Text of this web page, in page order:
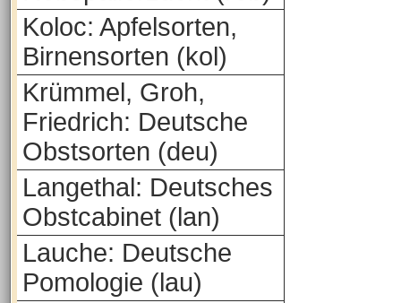
Koloc: Apfelsorten,
Birnensorten (kol)
Krümmel, Groh,
Friedrich: Deutsche
Obstsorten (deu)
Langethal: Deutsches
Obstcabinet (lan)
Lauche: Deutsche
Pomologie (lau)